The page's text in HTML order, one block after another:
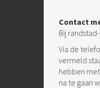
Contact
Bij
Via de
vermeld
hebben
na te gaan